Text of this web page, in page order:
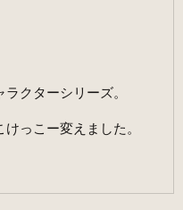
クターシリーズ。
っこー変えました。